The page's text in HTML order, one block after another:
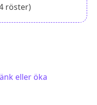
röster)
eller öka